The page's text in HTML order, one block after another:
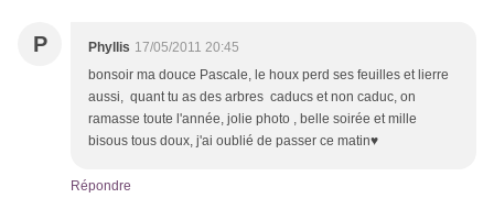
P Phyllis 17/05/2011 20:45
bonsoir ma douce Pascale, le houx perd ses feuilles et lierre
aussi, quant tu as des arbres caducs et non caduc, on
ramasse toute l'année, jolie photo , belle soirée et mille
bisous tous doux, j'ai oublié de passer ce matin♥
Répondre